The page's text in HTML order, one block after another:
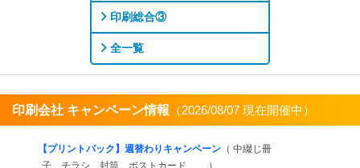
印刷総合③
全一覧
印刷会社 キャンペーン情報 （2026/08/07 現在開催中）
【プリントパック】週替わりキャンペーン （ 中綴じ冊
子、チラシ、封筒、ポストカード、… ）